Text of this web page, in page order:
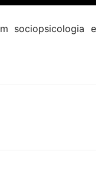
sociopsicologia e